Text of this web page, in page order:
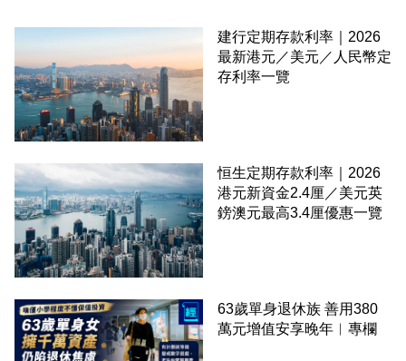
建行定期存款利率｜2026
最新港元／美元／人民幣定
存利率一覽
恒生定期存款利率｜2026
港元新資金2.4厘／美元英
鎊澳元最高3.4厘優惠一覽
63歲單身退休族 善用380
萬元增值安享晚年︳專欄